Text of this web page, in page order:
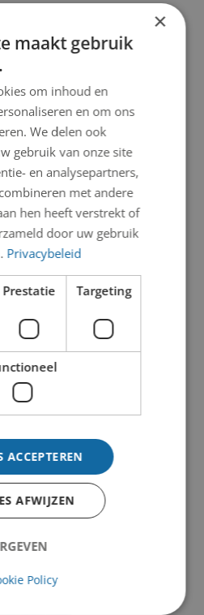
van Dam
Haag,
en het
en het
Verder
13 maart
17
×
maakt gebruik
om inhoud en
en om ons
We delen ook
gebruik van onze site
en analysepartners,
met andere
hen heeft verstrekt of
door uw gebruik
Privacybeleid
Prestatie Targeting
ACCEPTEREN
AFWIJZEN
Policy